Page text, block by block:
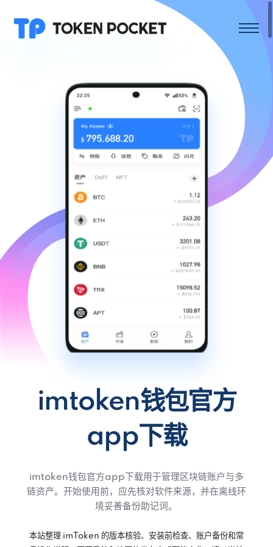
imtoken钱包官方
app下载
imtoken钱包官方app下载用于管理区块链账户与多
链资产。开始使用前，应先核对软件来源，并在离线环
境妥善备份助记词。
本站整理 imToken 的版本核验、安装前检查、账户备份和常